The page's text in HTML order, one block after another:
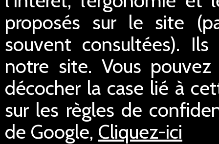
proposés sur le site
souvent consultées).
notre site. Vous
décocher la case lié à
sur les règles de
de Google, Cliquez-ici